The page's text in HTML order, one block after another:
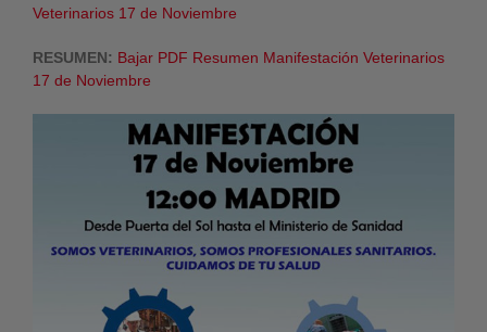
Veterinarios 17 de Noviembre
RESUMEN: Bajar PDF Resumen Manifestación Veterinarios
17 de Noviembre